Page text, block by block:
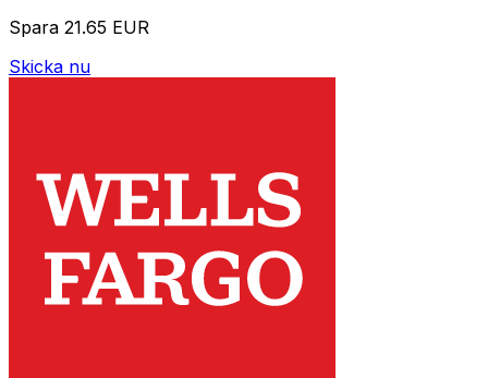
Spara 21.65 EUR
Skicka nu